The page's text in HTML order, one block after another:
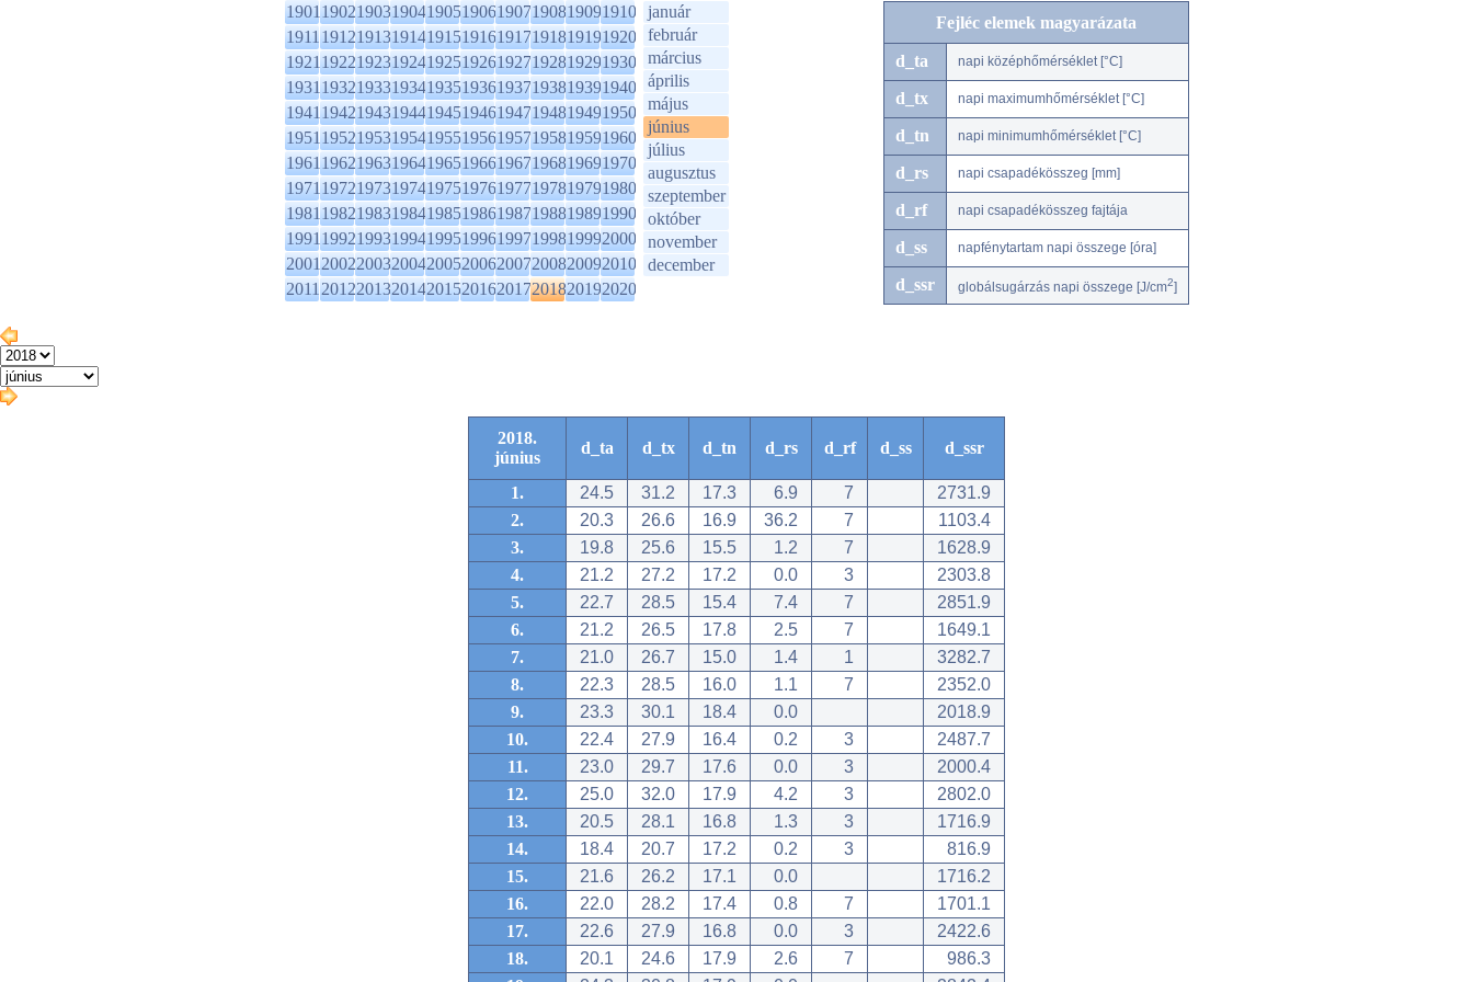
1901190219031904190519061907190819091910
1911191219131914191519161917191819191920
1921192219231924192519261927192819291930
1931193219331934193519361937193819391940
1941194219431944194519461947194819491950
1951195219531954195519561957195819591960
1961196219631964196519661967196819691970
1971197219731974197519761977197819791980
1981198219831984198519861987198819891990
1991199219931994199519961997199819992000
2001200220032004200520062007200820092010
2011201220132014201520162017201820192020
január
február
március
április
május
június
július
augusztus
szeptember
október
november
december
Fejléc elemek magyarázata
d_ta napi középhőmérséklet [°C]
d_tx napi maximumhőmérséklet [°C]
d_tn napi minimumhőmérséklet [°C]
d_rs napi csapadékösszeg [mm]
d_rf napi csapadékösszeg fajtája
d_ss napfénytartam napi összege [óra]
d_ssr globálsugárzás napi összege [J/cm2]
2018.
június
d_ta d_tx d_tn d_rs d_rf d_ss d_ssr
1. 24.5 31.2 17.3 6.9 7
2731.9
2.
20.3 26.6 16.9 36.2 7
1103.4
3.
19.8 25.6 15.5 1.2 7
1628.9
4.
21.2 27.2 17.2 0.0 3
2303.8
5.
22.7 28.5 15.4 7.4 7
2851.9
6.
21.2 26.5 17.8 2.5 7
1649.1
7.
21.0 26.7 15.0 1.4 1
3282.7
8.
22.3 28.5 16.0 1.1 7
2352.0
9.
23.3 30.1 18.4 0.0
2018.9
10.
22.4 27.9 16.4 0.2 3
2487.7
11.
23.0 29.7 17.6 0.0 3
2000.4
12.
25.0 32.0 17.9 4.2 3
2802.0
13.
20.5 28.1 16.8 1.3 3
1716.9
14.
18.4 20.7 17.2 0.2 3
816.9
15.
21.6 26.2 17.1 0.0
1716.2
16.
22.0 28.2 17.4 0.8 7
1701.1
17.
22.6 27.9 16.8 0.0 3
2422.6
18.
20.1 24.6 17.9 2.6 7
986.3